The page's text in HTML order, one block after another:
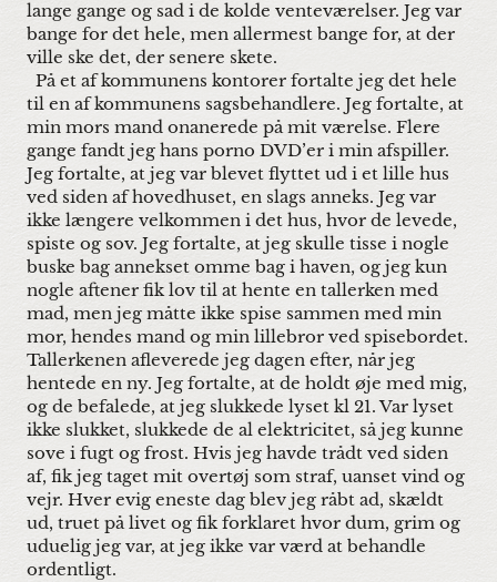
lange gange og sad i de kolde venteværelser. Jeg var
bange for det hele, men allermest bange for, at der
ville ske det, der senere skete.
På et af kommunens kontorer fortalte jeg det hele
til en af kommunens sagsbehandlere. Jeg fortalte, at
min mors mand onanerede på mit værelse. Flere
gange fandt jeg hans porno DVD’er i min afspiller.
Jeg fortalte, at jeg var blevet flyttet ud i et lille hus
ved siden af hovedhuset, en slags anneks. Jeg var
ikke længere velkommen i det hus, hvor de levede,
spiste og sov. Jeg fortalte, at jeg skulle tisse i nogle
buske bag annekset omme bag i haven, og jeg kun
nogle aftener fik lov til at hente en tallerken med
mad, men jeg måtte ikke spise sammen med min
mor, hendes mand og min lillebror ved spisebordet.
Tallerkenen afleverede jeg dagen efter, når jeg
hentede en ny. Jeg fortalte, at de holdt øje med mig,
og de befalede, at jeg slukkede lyset kl 21. Var lyset
ikke slukket, slukkede de al elektricitet, så jeg kunne
sove i fugt og frost. Hvis jeg havde trådt ved siden
af, fik jeg taget mit overtøj som straf, uanset vind og
vejr. Hver evig eneste dag blev jeg råbt ad, skældt
ud, truet på livet og fik forklaret hvor dum, grim og
uduelig jeg var, at jeg ikke var værd at behandle
ordentligt.